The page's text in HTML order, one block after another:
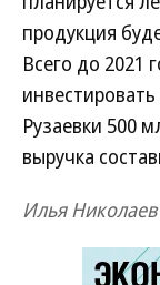
продукция
Всего до 2021
Рузаевки 500
выручка
Илья Николаев